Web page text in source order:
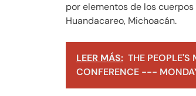
por elementos de los
Huandacareo, Michoacán.
LEER MÁS: THE
CONFERENCE ---